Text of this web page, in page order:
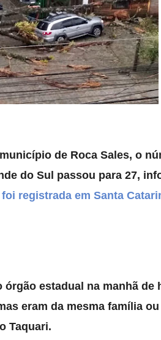
de Roca Sales, o
do Sul passou para 27,
registrada em Santa
estadual na manhã de
eram da mesma família
Taquari.